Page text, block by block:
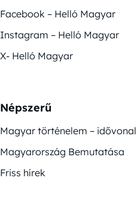
Facebook – Helló Magyar
Instagram – Helló Magyar
X- Helló Magyar
Népszerű
Magyar történelem – idővonal
Magyarország Bemutatása
Friss hírek